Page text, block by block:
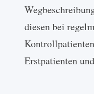
diesen bei
Erstpatienten